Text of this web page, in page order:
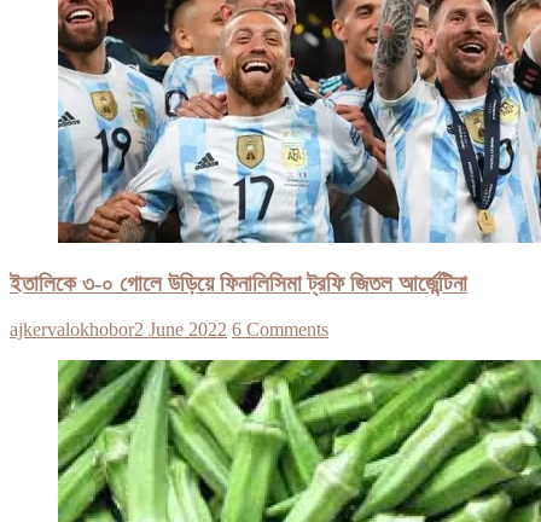
ইতালিকে ৩-০ গোলে উড়িয়ে ফিনালিসিমা ট্রফি জিতল আর্জেন্টিনা
ajkervalokhobor2 June 2022 6 Comments